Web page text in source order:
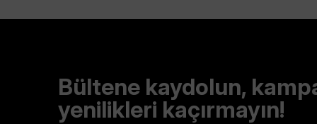
Bültene kaydolun,
yenilikleri kaçırmayın!